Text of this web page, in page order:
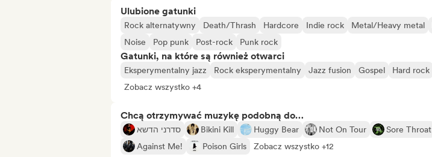
Ulubione gatunki
Rock alternatywny Death/Thrash Hardcore Indie rock Metal/Heavy metal
Noise
Pop punk Post-rock Punk rock
Gatunki, na które są również otwarci
Eksperymentalny jazz Rock eksperymentalny Jazz fusion Gospel Hard rock
Zobacz wszystko +4
Chcą otrzymywać muzykę podobną do…
סדרני הדשא Bikini Kill Huggy Bear Not On Tour Sore Throat
Against Me!
Poison Girls Zobacz wszystko +12